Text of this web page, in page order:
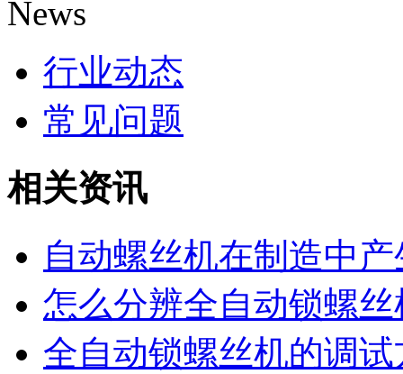
News
行业动态
常见问题
相关资讯
自动螺丝机在制造中
怎么分辨全自动锁螺
全自动锁螺丝机的调试